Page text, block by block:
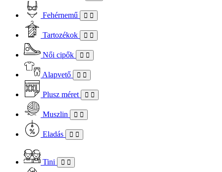
Fehérnemű
Tartozékok
Női cipők
Alapvető
Plusz méret
Muszlin
Eladás
Tini